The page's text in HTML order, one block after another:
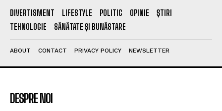
DIVERTISMENT LIFESTYLE POLITIC OPINIE
ȘTIRI
TEHNOLOGIE
SĂNĂTATE ȘI BUNĂSTARE
ABOUT CONTACT PRIVACY POLICY NEWSLETTER
DESPRE NOI